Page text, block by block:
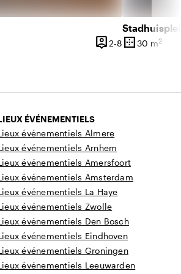
person_pin
Capacité
2-8 De 2 à 8
border_outer
Superficie
30 m2
ÉVÉNEMENTIELS
événementiels Almere
événementiels Arnhem
événementiels Amersfoort
événementiels Amsterdam
événementiels La Haye
événementiels Zwolle
événementiels Den Bosch
événementiels Eindhoven
événementiels Groningen
événementiels Leeuwarden